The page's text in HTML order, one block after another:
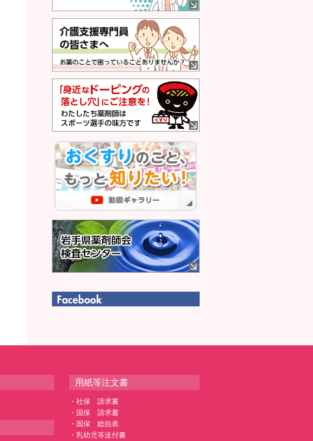
用紙等注文書
・社保 請求書
・国保 請求書
・国保 総括表
・乳幼児等送付書